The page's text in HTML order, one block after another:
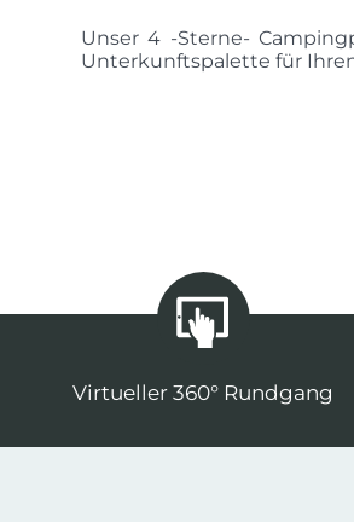
Unser 4 -Sterne-
Unterkunftspalette für
Virtueller 360° Rundgang